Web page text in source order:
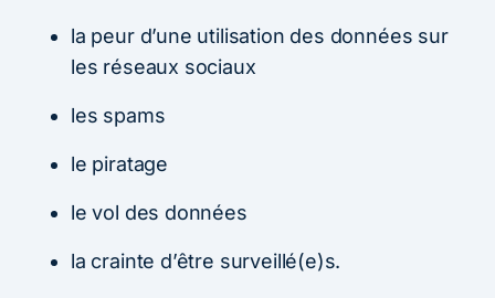
la peur d’une utilisation des données sur
les réseaux sociaux
les spams
le piratage
le vol des données
la crainte d’être surveillé(e)s.